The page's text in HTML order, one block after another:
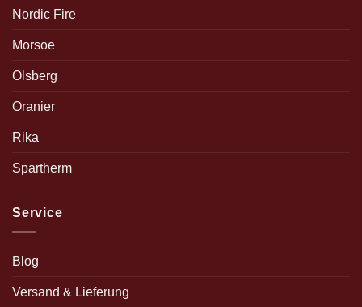
Nordic Fire
Morsoe
Olsberg
Oranier
Rika
Spartherm
Service
Blog
Versand & Lieferung